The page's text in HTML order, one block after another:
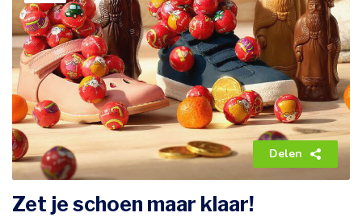
Delen
Zet je schoen maar klaar!